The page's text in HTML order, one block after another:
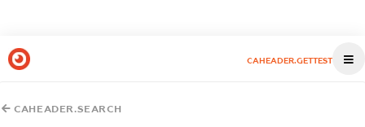
CAHEADER.GETTEST
CAHEADER.SEARCH